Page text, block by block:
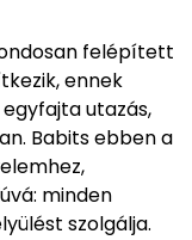
felépített
ennek
utazás,
Babits ebben a
minden
szolgálja.